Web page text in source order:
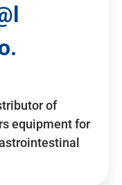
of
equipment for